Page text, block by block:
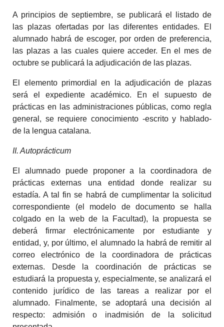
A principios de septiembre, se publicará el listado de
las plazas ofertadas por las diferentes entidades. El
alumnado habrá de escoger, por orden de preferencia,
las plazas a las cuales quiere acceder. En el mes de
octubre se publicará la adjudicación de las plazas.
El elemento primordial en la adjudicación de plazas
será el expediente académico. En el supuesto de
prácticas en las administraciones públicas, como regla
general, se requiere conocimiento -escrito y hablado-
de la lengua catalana.
II. Autoprácticum
El alumnado puede proponer a la coordinadora de
prácticas externas una entidad donde realizar su
estadía. A tal fin se habrá de cumplimentar la solicitud
correspondiente (el modelo de documento se halla
colgado en la web de la Facultad), la propuesta se
deberá firmar electrónicamente por estudiante y
entidad, y, por último, el alumnado la habrá de remitir al
correo electrónico de la coordinadora de prácticas
externas. Desde la coordinación de prácticas se
estudiará la propuesta y, especialmente, se analizará el
contenido jurídico de las tareas a realizar por el
alumnado. Finalmente, se adoptará una decisión al
respecto: admisión o inadmisión de la solicitud